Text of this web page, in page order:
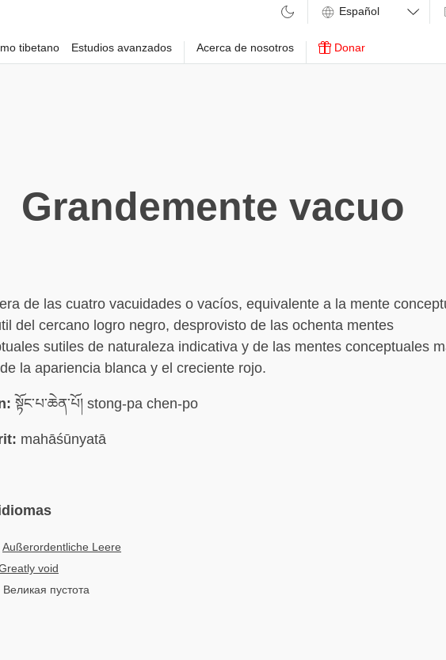
tibetano Estudios avanzados Acerca de nosotros Donar
Grandemente vacuo
de las cuatro vacuidades o vacíos, equivalente a la mente
del cercano logro negro, desprovisto de las ochenta mentes
sutiles de naturaleza indicativa y de las mentes conceptuales
la apariencia blanca y el creciente rojo.
སྟོང་པ་ཆེན་པོ། stong-pa chen-po
mahāśūnyatā
Außerordentliche Leere
void
Великая пустота